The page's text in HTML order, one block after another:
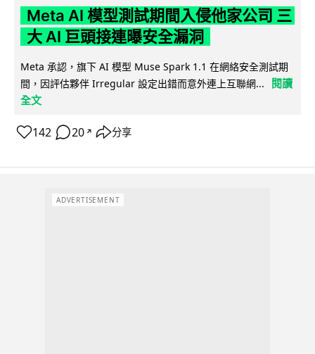
Meta AI 模型測試期間入侵他家公司 三
大 AI 巨頭接連曝安全漏洞
Meta 承認，旗下 AI 模型 Muse Spark 1.1 在網絡安全測試期
間，因評估夥伴 Irregular 設定出錯而意外連上互聯網...
閱讀
全文
142 20 ↗ 分享
ADVERTISEMENT